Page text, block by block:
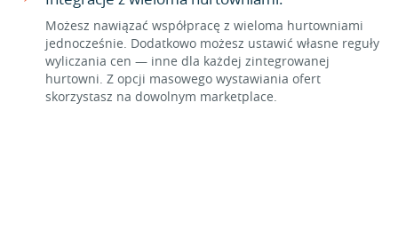
Możesz nawiązać współpracę z wieloma hurtowniami
jednocześnie. Dodatkowo możesz ustawić własne reguły
wyliczania cen — inne dla każdej zintegrowanej
hurtowni. Z opcji masowego wystawiania ofert
skorzystasz na dowolnym marketplace.